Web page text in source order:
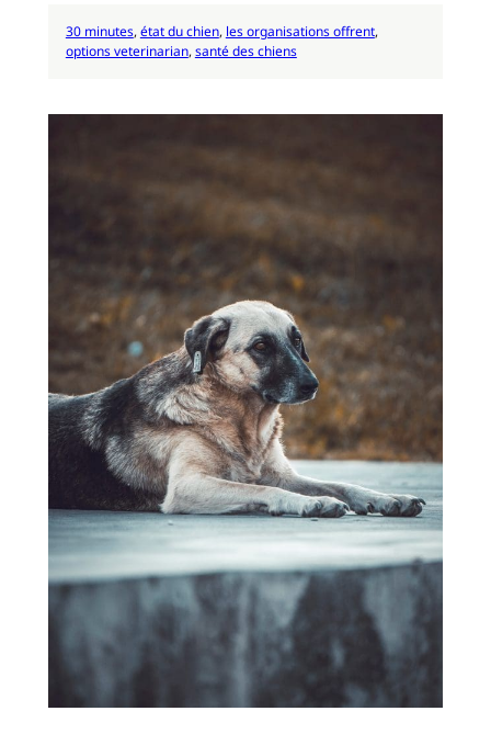
30 minutes, état du chien, les organisations offrent
options veterinarian, santé des chiens